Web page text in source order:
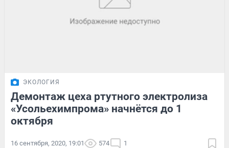
ЭКОЛОГИЯ
Демонтаж цеха ртутного электролиза
«Усольехимпрома» начнётся до 1
октября
16 сентября, 2020, 19:01 574 1